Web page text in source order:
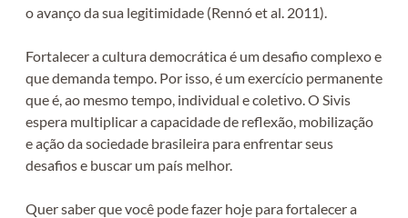
o avanço da sua legitimidade (Rennó et al. 2011).
Fortalecer a cultura democrática é um desafio complexo e
que demanda tempo. Por isso, é um exercício permanente
que é, ao mesmo tempo, individual e coletivo. O Sivis
espera multiplicar a capacidade de reflexão, mobilização
e ação da sociedade brasileira para enfrentar seus
desafios e buscar um país melhor.
Quer saber que você pode fazer hoje para fortalecer a